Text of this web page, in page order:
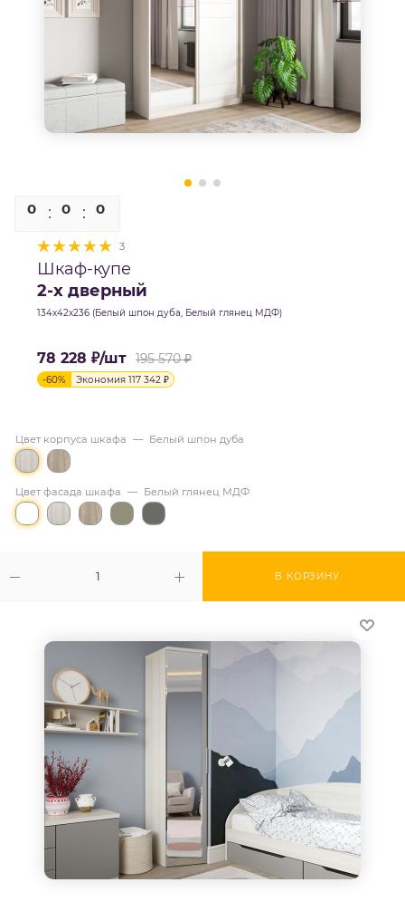
0 0 0
3
Шкаф-купе
2-х дверный
134х42х236 (Белый шпон дуба, Белый глянец МДФ)
78 228 ₽/шт 195 570₽
-60% Экономия 117 342 ₽
В КОРЗИНУ
Цвет корпуса шкафа — Белый шпон дуба
Цвет фасада шкафа — Белый глянец МДФ